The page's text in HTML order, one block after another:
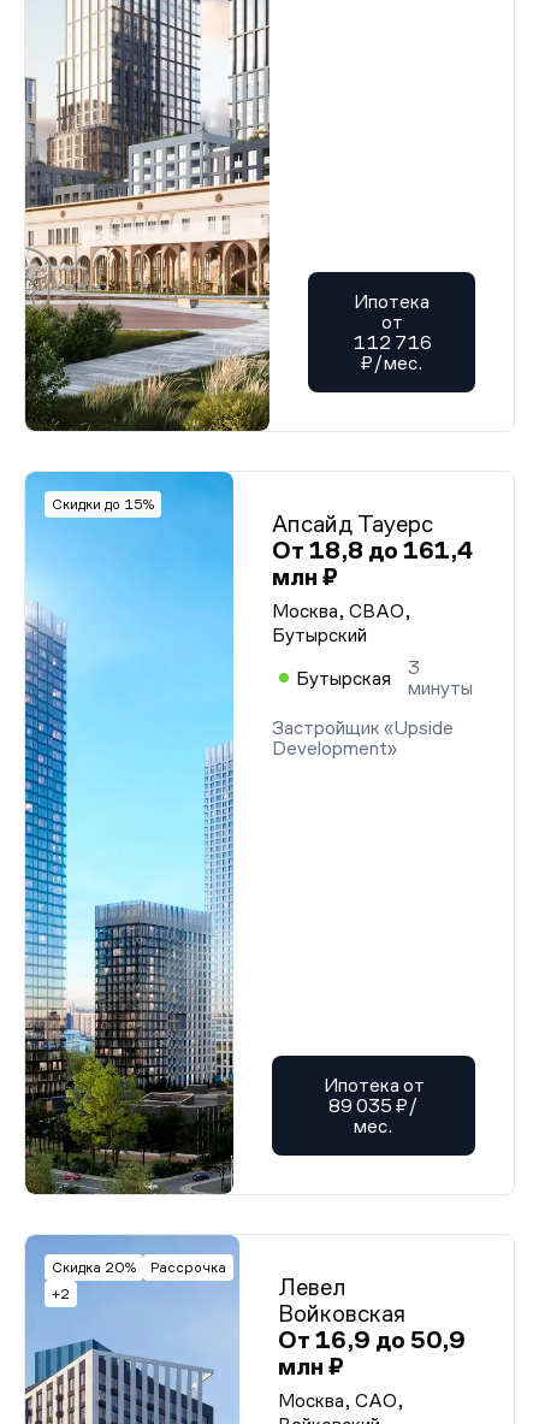
Ипотека
от
112 716
₽/мес.
Скидки до 15%
Апсайд Тауерс
От 18,8 до 161,4
млн ₽
Москва, СВАО,
Бутырский
Бутырская
3
минуты
Застройщик «Upside
Development»
Ипотека от
89 035 ₽/
мес.
Скидка 20%
Рассрочка
+2
Левел
Войковская
От 16,9 до 50,9
млн ₽
Москва, САО,